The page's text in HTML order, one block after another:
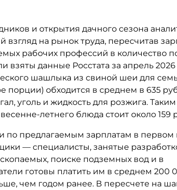
и открытия дачного сезона
на рынок труда, пересчитав
рабочих профессий в количество
взяты данные Росстата за апрель 2026
шашлыка из свиной шеи для
порции) обходится в среднем в 635
уголь и жидкость для розжига.
летнего блюда стоит около 159
предлагаемым зарплатам в первом
— специалисты, занятые
поиске подземных вод и в
готовы платить им в среднем 200
чем годом ранее. В пересчете на